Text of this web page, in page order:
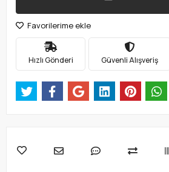
Favorilerime ekle
Hızlı Gönderi Güvenli Alışveriş